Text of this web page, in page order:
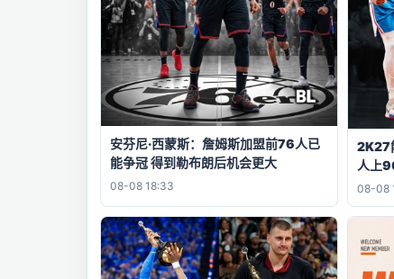
安芬尼·西蒙斯：詹姆斯加盟前76人已
能争冠 得到勒布朗后机会更大
08-08 18:33
2K27
人上
08-08